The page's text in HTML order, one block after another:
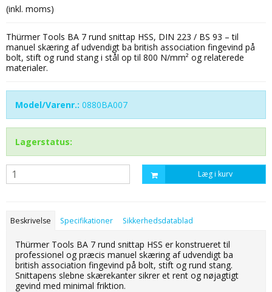
(inkl. moms)
Thürmer Tools BA 7 rund snittap HSS, DIN 223 / BS 93 – til
manuel skæring af udvendigt ba british association fingevind på
bolt, stift og rund stang i stål op til 800 N/mm² og relaterede
materialer.
Model/Varenr.: 0880BA007
Lagerstatus:
Læg i kurv
Beskrivelse Specifikationer Sikkerhedsdatablad
Thürmer Tools BA 7 rund snittap HSS er konstrueret til
professionel og præcis manuel skæring af udvendigt ba
british association fingevind på bolt, stift og rund stang.
Snittapens slebne skærekanter sikrer et rent og nøjagtigt
gevind med minimal friktion.